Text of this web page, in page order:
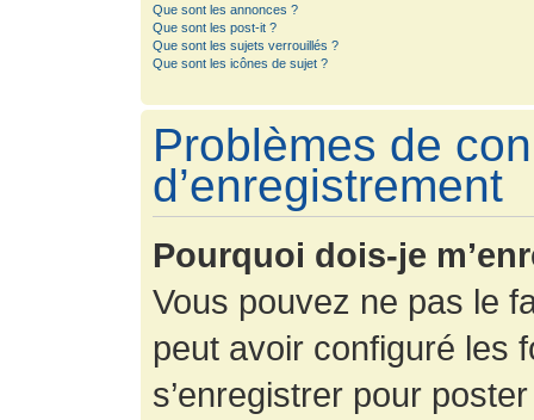
Que sont les annonces ?
Que sont les post-it ?
Que sont les sujets verrouillés ?
Que sont les icônes de sujet ?
Problèmes de
d’enregistrement
Pourquoi dois-je
Vous pouvez ne pas le
peut avoir configuré les
s’enregistrer pour